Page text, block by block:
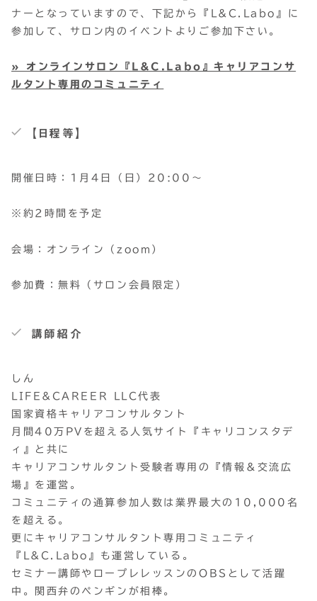
ナーとなっていますので、下記から『L&C.Labo』に
参加して、サロン内のイベントよりご参加下さい。
» オンラインサロン『L&C.Labo』キャリアコンサ
ルタント専用のコミュニティ
【日程等】
開催日時：1月4日（日）20:00～
※約2時間を予定
会場：オンライン（zoom）
参加費：無料（サロン会員限定）
講師紹介
しん
LIFE&CAREER LLC代表
国家資格キャリアコンサルタント
月間40万PVを超える人気サイト『キャリコンスタデ
ィ』と共に
キャリアコンサルタント受験者専用の『情報＆交流広
場』を運営。
コミュニティの通算参加人数は業界最大の10,000名
を超える。
更にキャリアコンサルタント専用コミュニティ
『L&C.Labo』も運営している。
セミナー講師やロープレレッスンのOBSとして活躍
中。関西弁のペンギンが相棒。